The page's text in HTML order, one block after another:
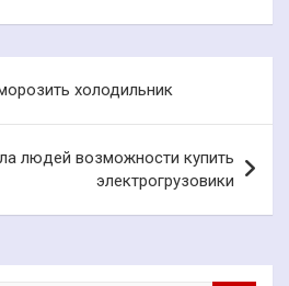
холодильник
людей возможности купить
электрогрузовики